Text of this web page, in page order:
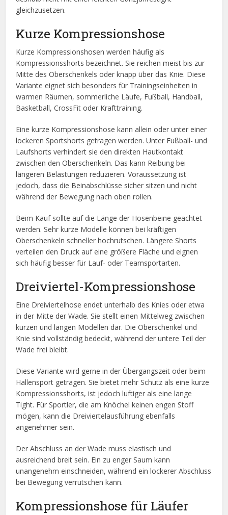
gleichzusetzen.
Kurze Kompressionshose
Kurze Kompressionshosen werden häufig als
Kompressionsshorts bezeichnet. Sie reichen meist bis zur
Mitte des Oberschenkels oder knapp über das Knie. Diese
Variante eignet sich besonders für Trainingseinheiten in
warmen Räumen, sommerliche Läufe, Fußball, Handball,
Basketball, CrossFit oder Krafttraining.
Eine kurze Kompressionshose kann allein oder unter einer
lockeren Sportshorts getragen werden. Unter Fußball- und
Laufshorts verhindert sie den direkten Hautkontakt
zwischen den Oberschenkeln. Das kann Reibung bei
längeren Belastungen reduzieren. Voraussetzung ist
jedoch, dass die Beinabschlüsse sicher sitzen und nicht
während der Bewegung nach oben rollen.
Beim Kauf sollte auf die Länge der Hosenbeine geachtet
werden. Sehr kurze Modelle können bei kräftigen
Oberschenkeln schneller hochrutschen. Längere Shorts
verteilen den Druck auf eine größere Fläche und eignen
sich häufig besser für Lauf- oder Teamsportarten.
Dreiviertel-Kompressionshose
Eine Dreiviertelhose endet unterhalb des Knies oder etwa
in der Mitte der Wade. Sie stellt einen Mittelweg zwischen
kurzen und langen Modellen dar. Die Oberschenkel und
Knie sind vollständig bedeckt, während der untere Teil der
Wade frei bleibt.
Diese Variante wird gerne in der Übergangszeit oder beim
Hallensport getragen. Sie bietet mehr Schutz als eine kurze
Kompressionsshorts, ist jedoch luftiger als eine lange
Tight. Für Sportler, die am Knöchel keinen engen Stoff
mögen, kann die Dreiviertelausführung ebenfalls
angenehmer sein.
Der Abschluss an der Wade muss elastisch und
ausreichend breit sein. Ein zu enger Saum kann
unangenehm einschneiden, während ein lockerer Abschluss
bei Bewegung verrutschen kann.
Kompressionshose für Läufer